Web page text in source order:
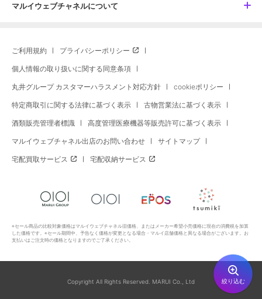
マルイウェブチャネルについて
ご利用規約 プライバシーポリシー
個人情報の取り扱いに関する同意条項
丸井グループ カスタマーハラスメント対応方針 cookieポリシー
特定商取引に関する法律に基づく表示 古物営業法に基づく表示
酒類販売管理者標識 高度管理医療機器等販売許可に基づく表示
マルイウェブチャネル出店のお問い合わせ サイトマップ
宅配買取サービス 宅配収納サービス
※セール商品の比較対象価格はマルイウェブチャネル旧価格、またはメーカー希望小売価格に現在の消費税を加算
した価格です。※セール期間中、予告なく価格が変更となる場合・マルイ店舗価格と異なる場合がございます。お
支払いはご注文時の価格となりますのでご了承ください。
Copyright All Rights Reserved. MARUI Co., Ltd 絞り込む